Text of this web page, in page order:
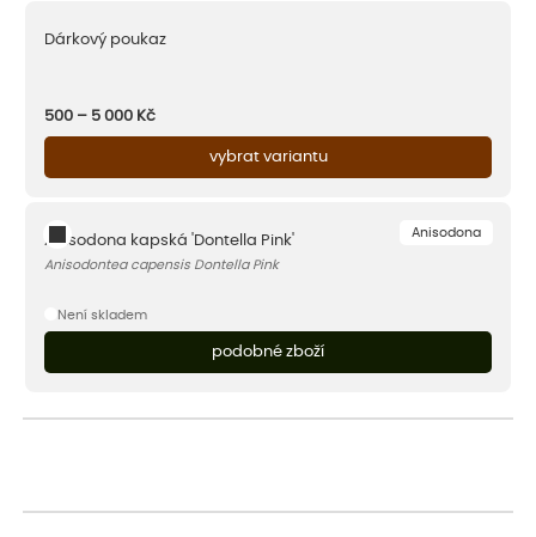
Dárkový poukaz
500 – 5 000 Kč
vybrat variantu
Anisodona
Anisodona kapská 'Dontella Pink'
Anisodontea capensis Dontella Pink
Není skladem
podobné zboží